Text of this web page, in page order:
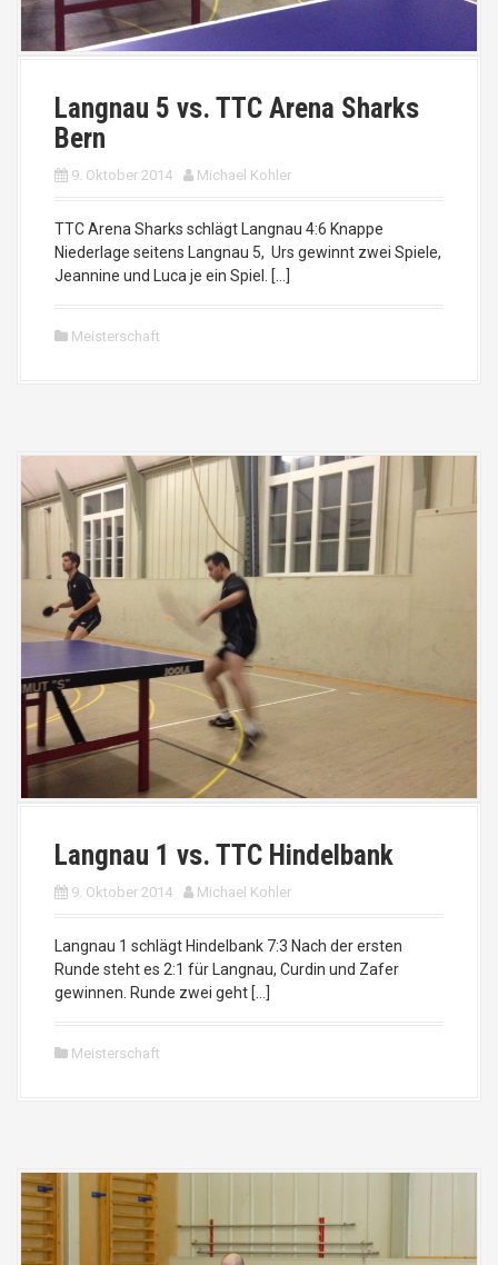
Langnau 5 vs. TTC Arena Sharks
Bern
9. Oktober 2014 Michael Kohler
TTC Arena Sharks schlägt Langnau 4:6 Knappe
Niederlage seitens Langnau 5, Urs gewinnt zwei Spiele,
Jeannine und Luca je ein Spiel. […]
Meisterschaft
Langnau 1 vs. TTC Hindelbank
9. Oktober 2014 Michael Kohler
Langnau 1 schlägt Hindelbank 7:3 Nach der ersten
Runde steht es 2:1 für Langnau, Curdin und Zafer
gewinnen. Runde zwei geht […]
Meisterschaft